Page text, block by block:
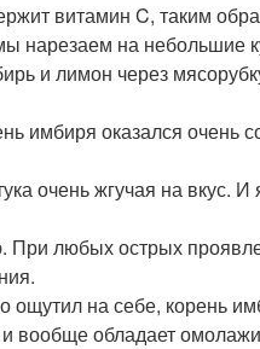
витамин C, таким
нарезаем на небольшие
и лимон через
имбиря оказался очень
очень жгучая на вкус. И
При любых острых
на себе, корень
и вообще обладает